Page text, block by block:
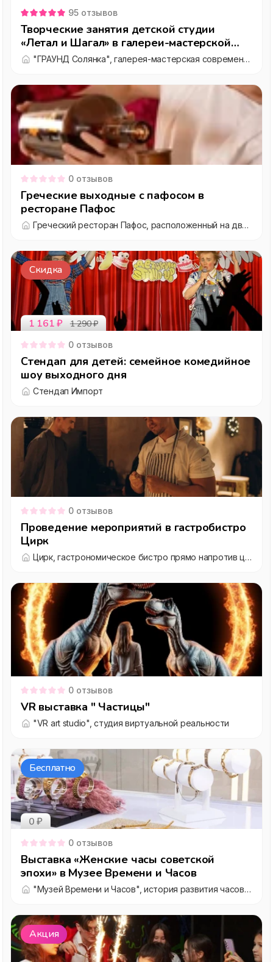
95 отзывов
Творческие занятия детской студии
«Летал и Шагал» в галереи-мастерской
«ГРАУНД Солянка»
"ГРАУНД Солянка", галерея-мастерская современного искусства
0 отзывов
Греческие выходные с пафосом в
ресторане Пафос
Греческий ресторан Пафос, расположенный на двух этажах бывшей Усадьбы Салтыковых
Скидка
1 161₽ 1 290₽
0 отзывов
Стендап для детей: семейное комедийное
шоу выходного дня
Стендап Импорт
0 отзывов
Проведение мероприятий в гастробистро
Цирк
Цирк, гастрономическое бистро прямо напротив цирка Юрия Никулина
0 отзывов
VR выставка " Частицы"
"VR art studio", студия виртуальной реальности
Бесплатно
0 ₽
0 отзывов
Выставка «Женские часы советской
эпохи» в Музее Времени и Часов
"Музей Времени и Часов", история развития часового дела
Акция